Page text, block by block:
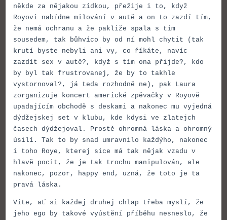
někde za nějakou zídkou, přežije i to, když
Royovi nabídne milování v autě a on to zazdí tím,
že nemá ochranu a že pakliže spala s tím
sousedem, tak bůhvíco by od ní mohl chytit (tak
krutí byste nebyli ani vy, co říkáte, navíc
zazdít sex v autě?, když s tím ona přijde?, kdo
by byl tak frustrovanej, že by to takhle
vystornoval?, já teda rozhodně ne), pak Laura
zorganizuje koncert americké zpěvačky v Royově
upadajícím obchodě s deskami a nakonec mu vyjedná
dýdžejskej set v klubu, kde kdysi ve zlatejch
časech dýdžejoval. Prostě ohromná láska a ohromný
úsilí. Tak to by snad umravnilo každýho, nakonec
i toho Roye, kterej sice má tak nějak vzadu v
hlavě pocit, že je tak trochu manipulován, ale
nakonec, pozor, happy end, uzná, že toto je ta
pravá láska.
Víte, ať si každej druhej chlap třeba myslí, že
jeho ego by takové vyústění příběhu nesneslo, že